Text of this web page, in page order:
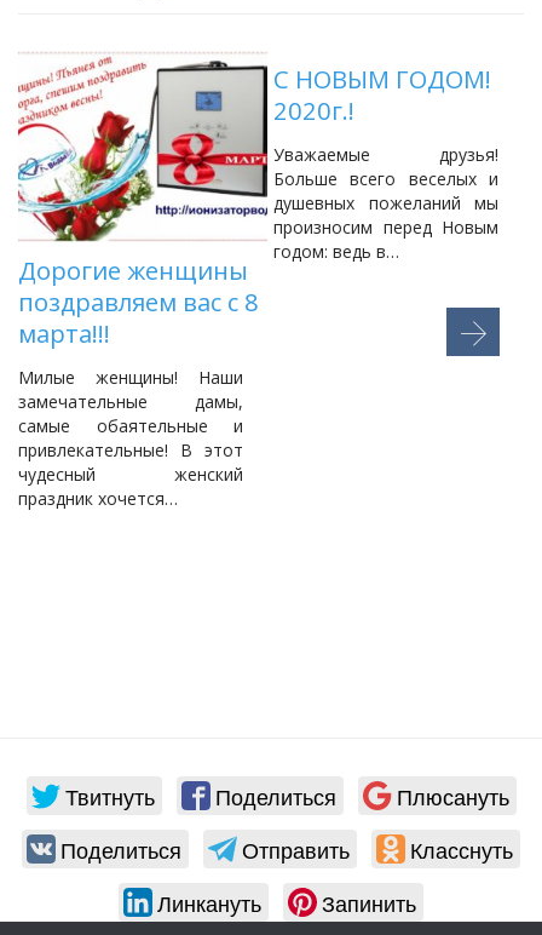
Дорогие женщины
поздравляем вас с 8
марта!!!
Милые женщины! Наши
замечательные дамы,
самые обаятельные и
привлекательные! В этот
чудесный женский
праздник хочется…
С НОВЫМ ГОДОМ!
2020г.!
Уважаемые друзья!
Больше всего веселых и
душевных пожеланий мы
произносим перед Новым
годом: ведь в…
Твитнуть Поделиться
Плюсануть
Поделиться
Отправить
Класснуть
Линкануть
Запинить